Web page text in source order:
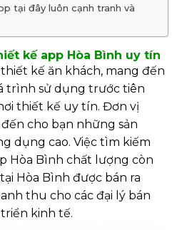
tại đây luôn cạnh tranh và
kế app Hòa Bình uy tín
kế ăn khách, mang đến
trình sử dụng trước tiên
thiết kế uy tín. Đơn vị
cho bạn những sản
dụng cao. Việc tìm kiếm
Hòa Bình chất lượng còn
Hòa Bình được bán ra
thu cho các đại lý bán
kinh tế.